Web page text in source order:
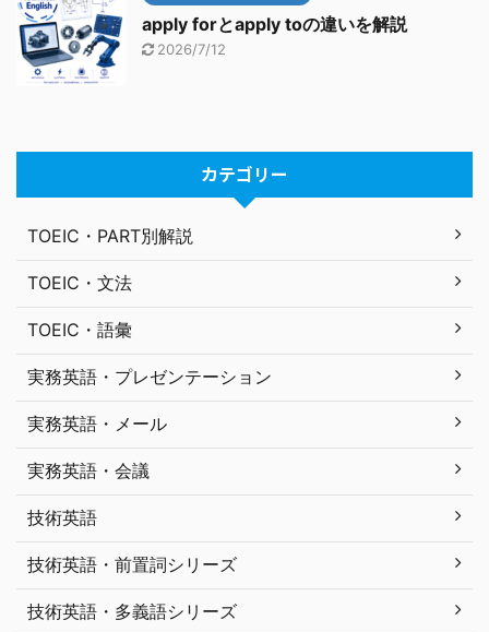
apply forとapply toの違いを解説
2026/7/12
カテゴリー
TOEIC・PART別解説
TOEIC・文法
TOEIC・語彙
実務英語・プレゼンテーション
実務英語・メール
実務英語・会議
技術英語
技術英語・前置詞シリーズ
技術英語・多義語シリーズ